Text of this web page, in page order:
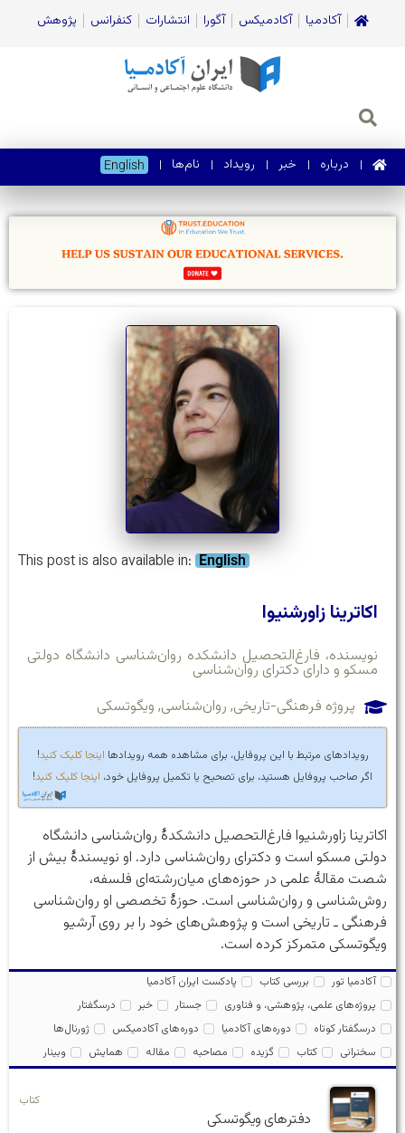
آکادمیا آکادمیکس آگورا انتشارات کنفرانس پژوهش
درباره خبر رویداد نام‌ها English
This post is also available in: English
اکاترینا زاورشنیوا
نویسنده، فارغ‌التحصیل دانشکده روان‌شناسی دانشگاه دولتی
مسکو و دارای دکترای روان‌شناسی
پروژه فرهنگی-تاریخی, روان‌شناسی, ویگوتسکی
رویدادهای مرتبط با این پروفایل، برای مشاهده همه رویدادها اینجا کلیک کنید!
اگر صاحب پروفایل هستید، برای تصحیح یا تکمیل پروفایل خود، اینجا کلیک کنید!
اکاترینا زاورشنیوا فارغ‌التحصیل دانشکدهٔ روان‌شناسی دانشگاه
دولتی مسکو است و دکترای روان‌شناسی دارد. او نویسندهٔ بیش از
شصت مقالهٔ علمی در حوزه‌های میان‌رشته‌ای فلسفه،
روش‌شناسی و روان‌شناسی است. حوزهٔ تخصصی او روان‌شناسی
فرهنگی ـ تاریخی است و پژوهش‌های خود را بر روی آرشیو
ویگوتسکی متمرکز کرده است.
آکادمیا تور بررسی کتاب
پادکست ایران آکادمیا
پروژه‌های علمی، پژوهشی، و فناوری
جستار خبر
درسگفتار
درسگفتار کوتاه
دوره‌های آکادمیا دوره‌های آکادمیکس
ژورنال‌ها
سخنرانی
کتاب گزیده مصاحبه مقاله همایش وبینار
کتاب
دفترهای ویگوتسکی